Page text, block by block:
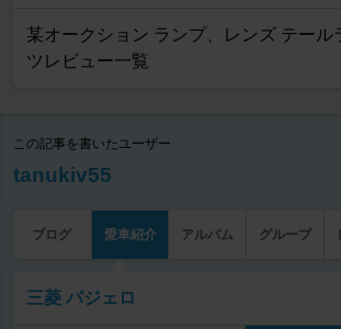
某オークション ランプ、レンズ テール
ツレビュー一覧
この記事を書いたユーザー
tanukiv55
ブログ 愛車紹介 アルバム グループ
三菱 パジェロ